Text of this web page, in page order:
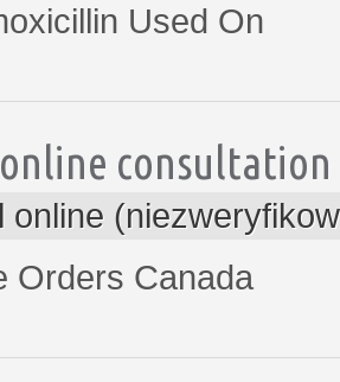
Used On
consultation
online
Orders Canada